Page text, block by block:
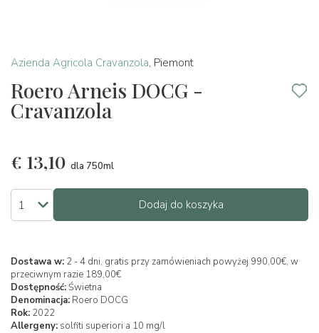
Azienda Agricola Cravanzola, Piemont
Roero Arneis DOCG -
Cravanzola
€ 13,10 dla 750ml
Dodaj do koszyka
Dostawa w: 2 - 4 dni, gratis przy zamówieniach powyżej 990,00€, w
przeciwnym razie 189,00€
Dostępność:Świetna
Denominacja: Roero DOCG
Rok: 2022
Allergeny: solfiti superiori a 10 mg/l